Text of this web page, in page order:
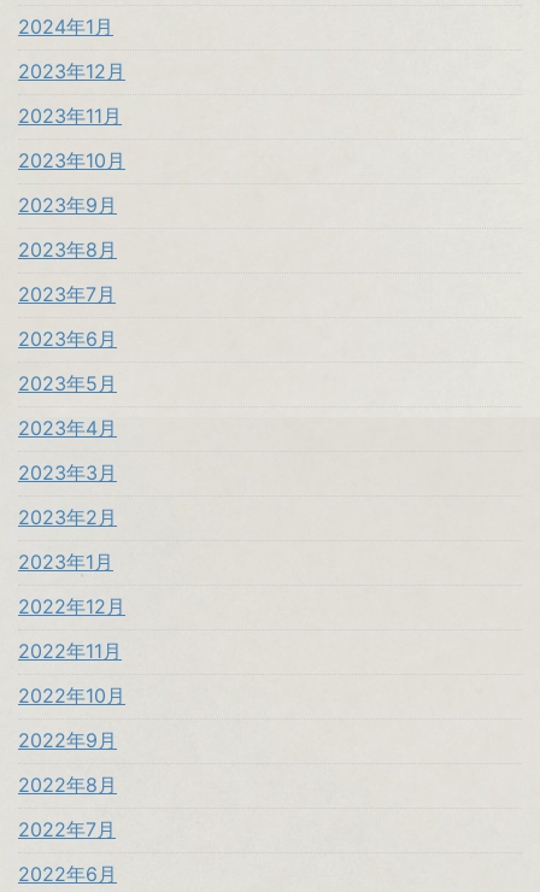
2024年1月
2023年12月
2023年11月
2023年10月
2023年9月
2023年8月
2023年7月
2023年6月
2023年5月
2023年4月
2023年3月
2023年2月
2023年1月
2022年12月
2022年11月
2022年10月
2022年9月
2022年8月
2022年7月
2022年6月